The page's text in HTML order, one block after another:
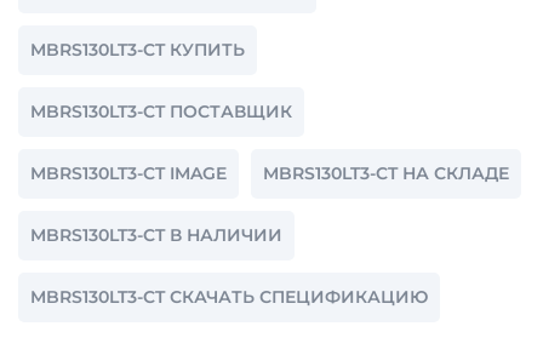
MBRS130LT3-CT КУПИТЬ
MBRS130LT3-CT ПОСТАВЩИК
MBRS130LT3-CT IMAGE MBRS130LT3-CT НА СКЛАДЕ
MBRS130LT3-CT В НАЛИЧИИ
MBRS130LT3-CT СКАЧАТЬ СПЕЦИФИКАЦИЮ